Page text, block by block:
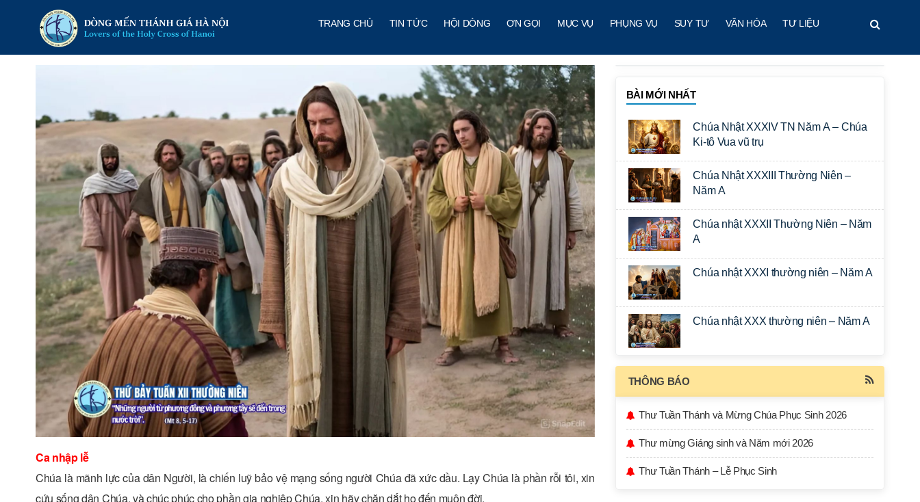
TRANG CHỦ TIN TỨC HỘI DÒNG ƠN GỌI MỤC VỤ PHỤNG VỤ SUY TƯ VĂN HÓA TƯ LIỆU
Ca nhập lễ
Chúa là mãnh lực của dân Người, là chiến luỹ bảo vệ mạng sống người Chúa đã xức dầu. Lạy Chúa là phần rỗi tôi, xin
cứu sống dân Chúa, và chúc phúc cho phần gia nghiệp Chúa, xin hãy chăn dắt họ đến muôn đời.
BÀI MỚI NHẤT
Chúa Nhật XXXIV TN Năm A – Chúa
Ki-tô Vua vũ trụ
Chúa Nhật XXXIII Thường Niên –
Năm A
Chúa nhật XXXII Thường Niên – Năm
A
Chúa nhật XXXI thường niên – Năm A
Chúa nhật XXX thường niên – Năm A
THÔNG BÁO
Thư Tuần Thánh và Mừng Chúa Phục Sinh 2026
Thư mừng Giáng sinh và Năm mới 2026
Thư Tuần Thánh – Lễ Phục Sinh